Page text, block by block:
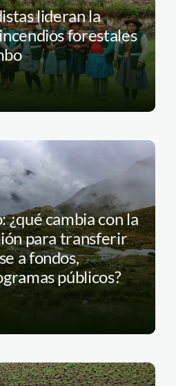
lideran la
forestales
cambia con la
para transferir
a fondos,
públicos?